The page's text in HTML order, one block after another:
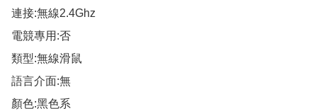
連接:無線2.4Ghz
電競專用:否
類型:無線滑鼠
語言介面:無
顏色:黑色系